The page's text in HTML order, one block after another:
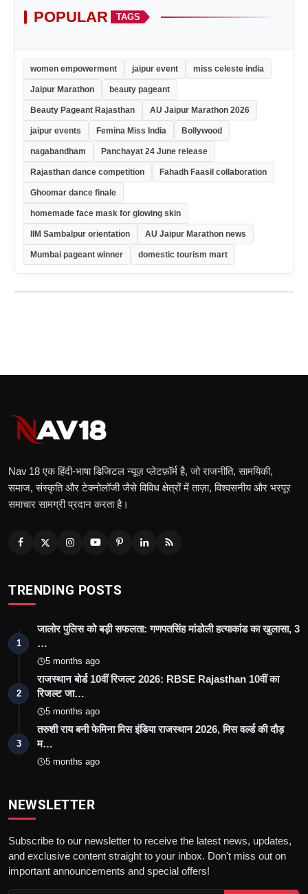
POPULAR TAGS
women empowerment jaipur event miss celeste india
Jaipur Marathon beauty pageant
Beauty Pageant Rajasthan AU Jaipur Marathon 2026
jaipur events Femina Miss India Bollywood
nagabandham Panchayat 24 June release
Rajasthan dance competition Fahadh Faasil collaboration
Ghoomar dance finale
homemade face mask for glowing skin
IIM Sambalpur orientation AU Jaipur Marathon news
Mumbai pageant winner domestic tourism mart
Nav 18 एक हिंदी‑भाषा डिजिटल न्यूज़ प्लेटफ़ॉर्म है, जो राजनीति, सामयिकी,
समाज, संस्कृति और टेक्नोलॉजी जैसे विविध क्षेत्रों में ताज़ा, विश्वसनीय और भरपूर
समाचार सामग्री प्रदान करता है।
TRENDING POSTS
1
जालोर पुलिस को बड़ी सफलता: गणपतसिंह मांडोली हत्याकांड का खुलासा, 3
…
5 months ago
2
राजस्थान बोर्ड 10वीं रिजल्ट 2026: RBSE Rajasthan 10वीं का
रिजल्ट जा…
5 months ago
3
तरुशी राय बनी फेमिना मिस इंडिया राजस्थान 2026, मिस वर्ल्ड की दौड़
म…
5 months ago
NEWSLETTER
Subscribe to our newsletter to receive the latest news, updates,
and exclusive content straight to your inbox. Don't miss out on
important announcements and special offers!